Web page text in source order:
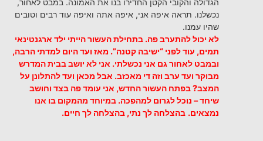
הגדולה והקובי הקטן החדירו בנו את האמונה. במבט לאחור,
נכשלנו. תראה איפה אני, איפה אתה ואיפה עוד רבים וטובים
שהיו עמנו.
לא יכול להתערב פה. בתחילת העשור הייתי ילד ארגנטינאי
תמים, עוד לפני “ישיבה קטנה”. מאז ועד היום למדתי הרבה,
ובמבט לאחור גם אני נכשלתי. אני לא יושב בבית המדרש
מבוקר ועד ערב וזה די מאכזב. אבל מכאן ועד להתלונן על
המצב? בפתח העשור החדש, אני עומד פה בצד וחושב
שיחד – נוכל לגרום למהפכה. במיוחד מהמקום בו אנו
נמצאים. בהצלחה לך נתי, בהצלחה לך חיים.